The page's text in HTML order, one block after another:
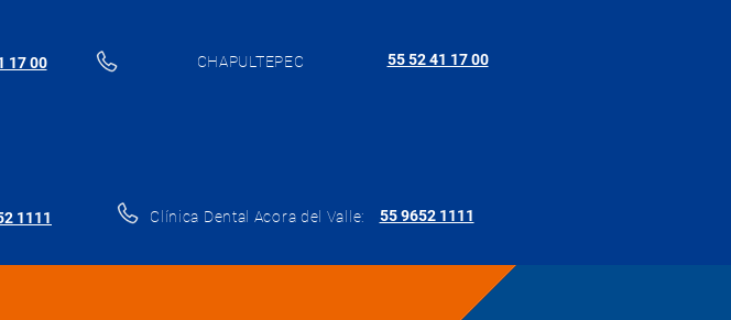
17 00 CHAPULTEPEC 55 52 41 17 00
1111 Clínica Dental Acora del Valle: 55 9652 1111